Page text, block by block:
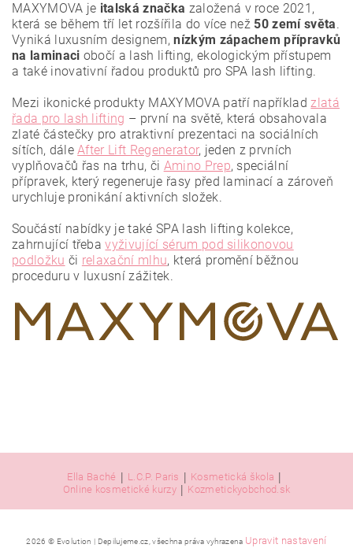
osobních údajů.
MAXYMOVA je italská značka založená v roce 2021,
která se během tří let rozšířila do více než 50 zemí světa.
Vyniká luxusním designem,nízkým zápachem přípravků
na laminaci obočí a lash lifting, ekologickým přístupem
a také inovativní řadou produktů pro SPA lash lifting.
Mezi ikonické produkty MAXYMOVA patří napříkladzlatá
řada pro lash lifting – první na světě, která obsahovala
zlaté částečky pro atraktivní prezentaci na sociálních
sítích, dáleAfter Lift Regenerator, jeden z prvních
vyplňovačů řas na trhu, či Amino Prep, speciální
přípravek, který regeneruje řasy před laminací a zároveň
urychluje pronikání aktivních složek.
Součástí nabídky je také SPA lash lifting kolekce,
zahrnující třebavyživující sérum pod silikonovou
podložku či relaxační mlhu, která promění běžnou
proceduru v luxusní zážitek.
Ella Baché | L.C.P. Paris | Kosmetická škola |
Online kosmetické kurzy | Kozmetickyobchod.sk
2026 © Evolution | Depilujeme.cz, všechna práva vyhrazena Upravit nastavení